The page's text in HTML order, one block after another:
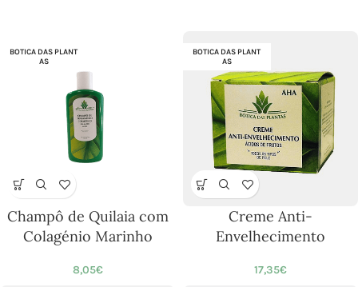
BOTICA DAS PLANT
AS
Champô de Quilaia com
Colagénio Marinho
8,05€
BOTICA DAS PLANT
AS
Creme Anti-
Envelhecimento
17,35€